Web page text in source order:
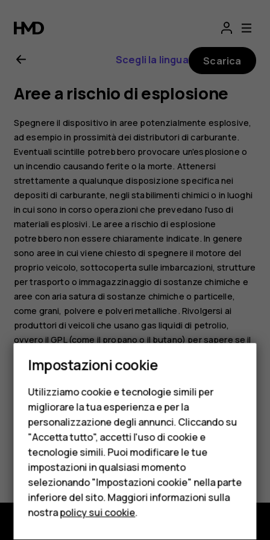
Manuale
d'uso
del
Nokia
G21
Smartphone
Cellulari
Telefoni per anziani
Accessori
HMD Terra M
Per le imprese
Tablet
Negozio
Scegli la lingua Scarica
Aree a rischio di esplosione
Spegnere il dispositivo in aree potenzialmente esplosive,
ad esempio in prossimità dei distributori di carburante.
Eventuali scintille potrebbero provocare un'esplosione o
un incendio causando ferite o la morte. Attenersi
strettamente a qualunque disposizione specifica nei
depositi di carburante, negli stabilimenti chimici o in luoghi
in cui sono in corso operazioni che prevedano l'uso di
materiali esplosivi. Le aree a rischio di esplosione
potrebbero non essere chiaramente indicate. In genere
sono aree in cui viene chiesto di spegnere il motore del
proprio veicolo, sottocoperta sulle imbarcazioni, strutture
per trasporto o immagazzinaggio di sostanze chimiche e
aree con aria satura di sostanze chimiche o particelle,
come grani, polvere e polveri metalliche. Rivolgersi ai
produttori di veicoli che usano gas liquidi di petrolio,
ovvero il GPL (come il propano o il butano) per sapere se il
prossimità di tali veicoli.
Ti è stato d'aiuto?
Sì No
Impostazioni cookie
Utilizziamo cookie e tecnologie simili per
migliorare la tua esperienza e per la
personalizzazione degli annunci. Cliccando su
"Accetta tutto", accetti l'uso di cookie e
tecnologie simili. Puoi modificare le tue
impostazioni in qualsiasi momento
selezionando "Impostazioni cookie" nella parte
inferiore del sito. Maggiori informazioni sulla
nostrapolicy sui cookie.